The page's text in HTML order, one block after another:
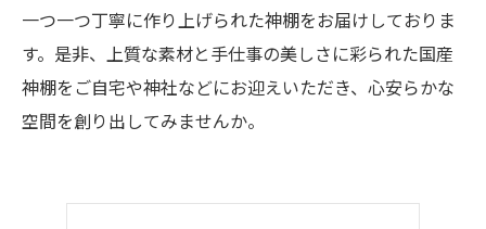
一つ一つ丁寧に作り上げられた神棚をお届けしておりま
す。是非、上質な素材と手仕事の美しさに彩られた国産
神棚をご自宅や神社などにお迎えいただき、心安らかな
空間を創り出してみませんか。